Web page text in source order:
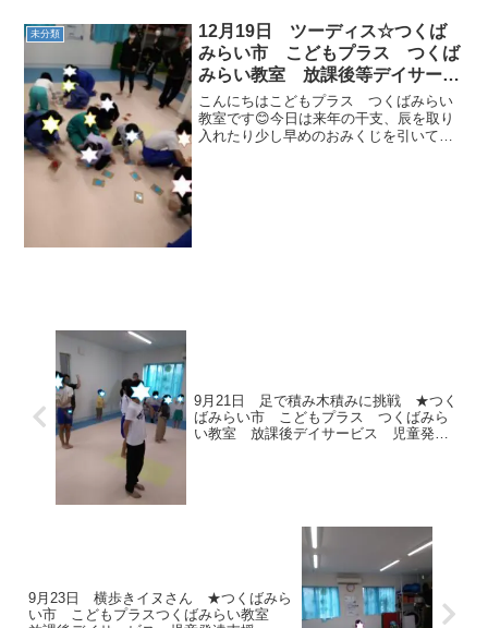
がありました。初めて見るアート作品に
「すごいね✨」と...
未分類
12月19日 ツーディス☆つくば
みらい市 こどもプラス つくば
みらい教室 放課後等デイサービ
ス 発達支援 運動療育 運動遊
び 受給者証
こんにちはこどもプラス つくばみらい
教室です😊今日は来年の干支、辰を取り
入れたり少し早めのおみくじを引いても
9月21日 足で積み木積みに挑戦 ★つく
ばみらい市 こどもプラス つくばみら
い教室 放課後デイサービス 児童発達
9月23日 横歩きイヌさん ★つくばみら
い市 こどもプラスつくばみらい教室